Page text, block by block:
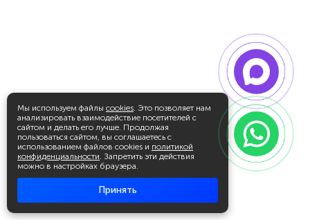
Мы используем файлы cookies. Это позволяет нам
анализировать взаимодействие посетителей с
сайтом и делать его лучше. Продолжая
пользоваться сайтом, вы соглашаетесь с
использованием файлов cookies и политикой
конфиденциальности. Запретить эти действия
можно в настройках браузера.
Принять